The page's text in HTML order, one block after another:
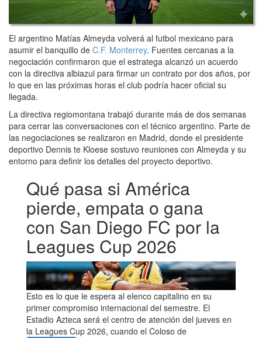
El argentino Matías Almeyda volverá al futbol mexicano para
asumir el banquillo de C.F. Monterrey. Fuentes cercanas a la
negociación confirmaron que el estratega alcanzó un acuerdo
con la directiva albiazul para firmar un contrato por dos años, por
lo que en las próximas horas el club podría hacer oficial su
llegada.
La directiva regiomontana trabajó durante más de dos semanas
para cerrar las conversaciones con el técnico argentino. Parte de
las negociaciones se realizaron en Madrid, donde el presidente
deportivo Dennis te Kloese sostuvo reuniones con Almeyda y su
entorno para definir los detalles del proyecto deportivo.
Qué pasa si América
pierde, empata o gana
con San Diego FC por la
Leagues Cup 2026
Esto es lo que le espera al elenco capitalino en su
primer compromiso internacional del semestre. El
Estadio Azteca será el centro de atención del jueves en
la Leagues Cup 2026, cuando el Coloso de